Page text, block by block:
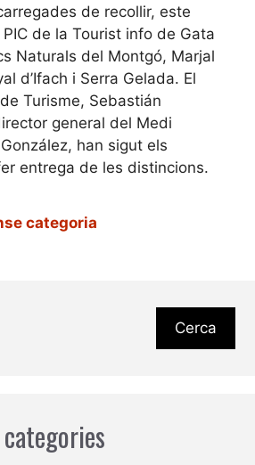
de recollir, este
de la Tourist info de Gata
Naturals del Montgó, Marjal
d’Ifach i Serra Gelada. El
Turisme, Sebastián
general del Medi
han sigut els
entrega de les distincions.
categoria
Cerca